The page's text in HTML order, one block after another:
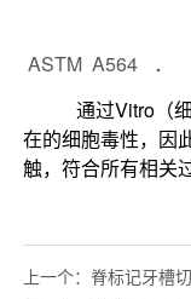
上一个： 脊标记牙槽